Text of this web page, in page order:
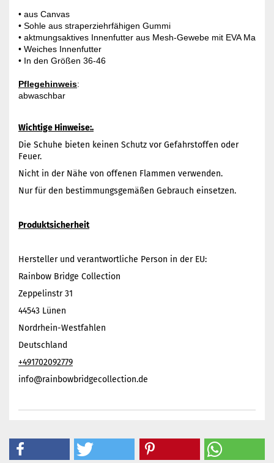
• aus Canvas
• Sohle aus straperziehrfähigen Gummi
• aktmungsaktives Innenfutter aus Mesh-Gewebe mit EVA
• Weiches Innenfutter
• In den Größen 36-46
Pflegehinweis:
abwaschbar
Wichtige Hinweise:.
Die Schuhe bieten keinen Schutz vor Gefahrstoffen oder
Feuer.
Nicht in der Nähe von offenen Flammen verwenden.
Nur für den bestimmungsgemäßen Gebrauch einsetzen.
Produktsicherheit
Hersteller und verantwortliche Person in der EU:
Rainbow Bridge Collection
Zeppelinstr 31
44543 Lünen
Nordrhein-Westfahlen
Deutschland
+491702092779
info@rainbowbridgecollection.de